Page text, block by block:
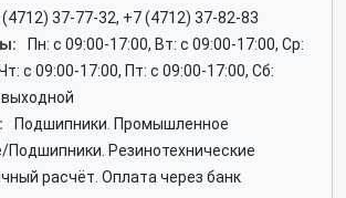
(4712) 37-77-32, +7 (4712) 37-82-83
Пн: c 09:00-17:00, Вт: c 09:00-17:00, Ср:
c 09:00-17:00, Пт: c 09:00-17:00, Сб:
Подшипники. Промышленное
Подшипники. Резинотехнические
расчёт. Оплата через банк